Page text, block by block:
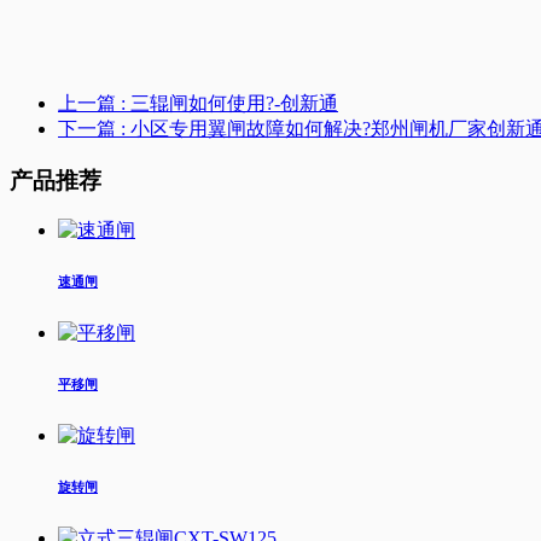
上一篇 : 三辊闸如何使用?-创新通
下一篇 : 小区专用翼闸故障如何解决?郑州闸机厂家创新
产品推荐
速通闸
平移闸
旋转闸